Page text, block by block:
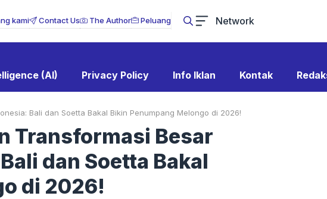
kami Contact Us The Author Peluang Network
(AI) Privacy Policy Info Iklan Kontak
Bali dan Soetta Bakal Bikin Penumpang Melongo di 2026!
Transformasi Besar
dan Soetta Bakal
di 2026!